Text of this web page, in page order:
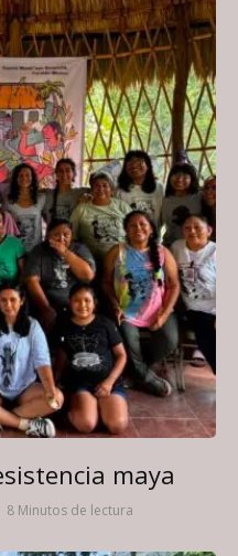
maya
8 Minutos de lectura